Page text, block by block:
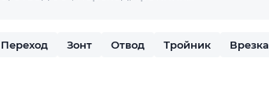
Переход Зонт Отвод Тройник Врезка